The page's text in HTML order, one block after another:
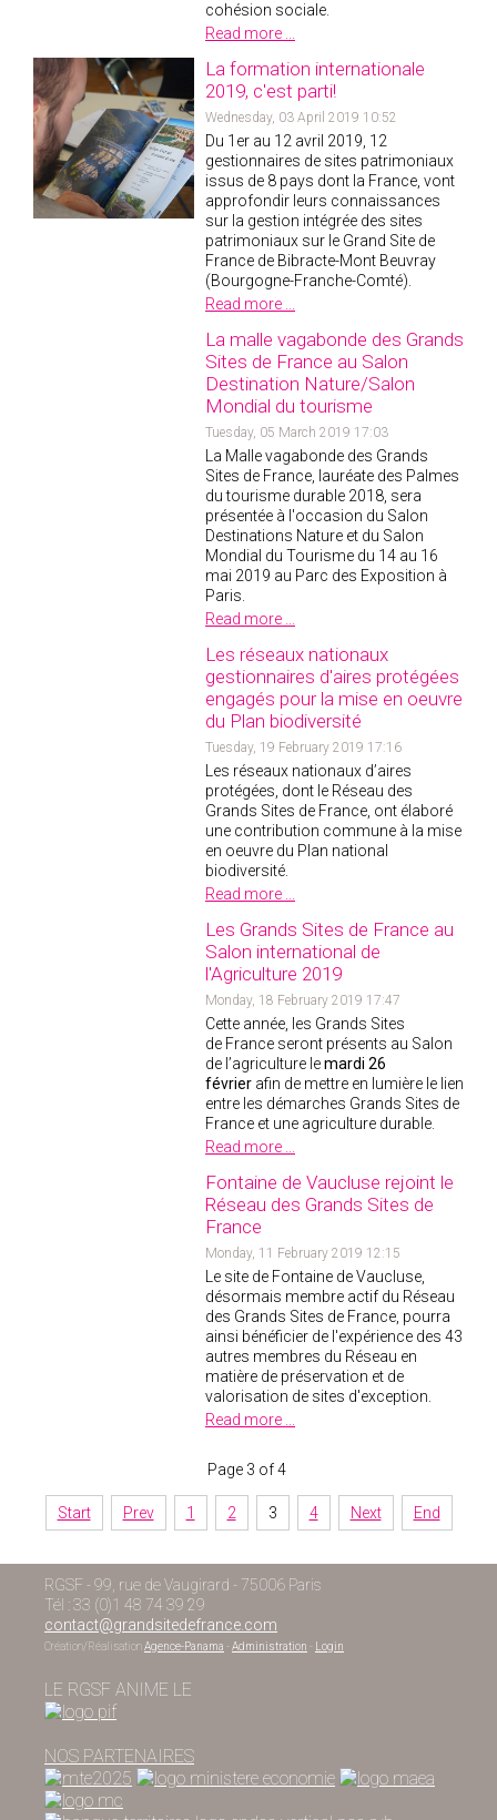
cohésion sociale.
Read more ...
La formation internationale
2019, c'est parti!
Wednesday, 03 April 2019 10:52
Du 1er au 12 avril 2019, 12
gestionnaires de sites patrimoniaux
issus de 8 pays dont la France, vont
approfondir leurs connaissances
sur la gestion intégrée des sites
patrimoniaux sur le Grand Site de
France de Bibracte-Mont Beuvray
(Bourgogne-Franche-Comté).
Read more ...
La malle vagabonde des Grands
Sites de France au Salon
Destination Nature/Salon
Mondial du tourisme
Tuesday, 05 March 2019 17:03
La Malle vagabonde des Grands
Sites de France, lauréate des Palmes
du tourisme durable 2018, sera
présentée à l'occasion du Salon
Destinations Nature et du Salon
Mondial du Tourisme du 14 au 16
mai 2019 au Parc des Exposition à
Paris.
Read more ...
Les réseaux nationaux
gestionnaires d'aires protégées
engagés pour la mise en oeuvre
du Plan biodiversité
Tuesday, 19 February 2019 17:16
Les réseaux nationaux d’aires
protégées, dont le Réseau des
Grands Sites de France, ont élaboré
une contribution commune à la mise
en oeuvre du Plan national
biodiversité.
Read more ...
Les Grands Sites de France au
Salon international de
l'Agriculture 2019
Monday, 18 February 2019 17:47
Cette année, les Grands Sites
de France seront présents au Salon
de l’agriculture lemardi 26
février afin de mettre en lumière le lien
entre les démarches Grands Sites de
France et une agriculture durable.
Read more ...
Fontaine de Vaucluse rejoint le
Réseau des Grands Sites de
France
Monday, 11 February 2019 12:15
Le site de Fontaine de Vaucluse,
désormais membre actif du Réseau
des Grands Sites de France, pourra
ainsi bénéficier de l'expérience des 43
autres membres du Réseau en
matière de préservation et de
valorisation de sites d'exception.
Read more ...
Page 3 of 4
Start Prev 1 2 3 4 Next End
RGSF - 99, rue de Vaugirard - 75006 Paris
Tél : 33 (0)1 48 74 39 29
contact@grandsitedefrance.com
Création/RéalisationAgence-Panama - Administration - Login
LE RGSF ANIME LE
NOS PARTENAIRES